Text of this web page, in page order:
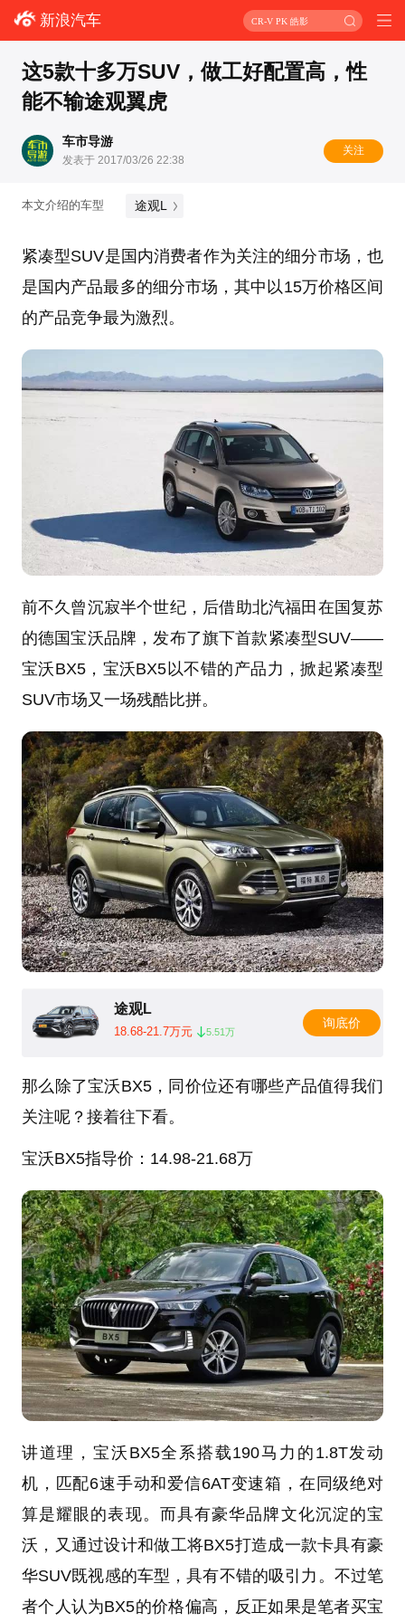
新浪汽车 CR-V PK 皓影
这5款十多万SUV，做工好配置高，性
能不输途观翼虎
车市导游
发表于 2017/03/26 22:38
关注
本文介绍的车型 途观L
紧凑型SUV是国内消费者作为关注的细分市场，也
是国内产品最多的细分市场，其中以15万价格区间
的产品竞争最为激烈。
前不久曾沉寂半个世纪，后借助北汽福田在国复苏
的德国宝沃品牌，发布了旗下首款紧凑型SUV——
宝沃BX5，宝沃BX5以不错的产品力，掀起紧凑型
SUV市场又一场残酷比拼。
途观L
18.68-21.7万元 5.51万
询底价
那么除了宝沃BX5，同价位还有哪些产品值得我们
关注呢？接着往下看。
宝沃BX5指导价：14.98-21.68万
讲道理，宝沃BX5全系搭载190马力的1.8T发动
机，匹配6速手动和爱信6AT变速箱，在同级绝对
算是耀眼的表现。而具有豪华品牌文化沉淀的宝
沃，又通过设计和做工将BX5打造成一款卡具有豪
华SUV既视感的车型，具有不错的吸引力。不过笔
者个人认为BX5的价格偏高，反正如果是笔者买宝